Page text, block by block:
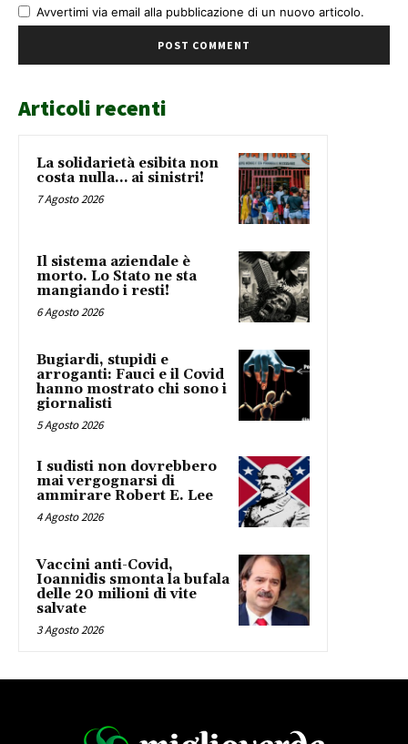
Avvertimi via email alla pubblicazione di un nuovo articolo.
Articoli recenti
La solidarietà esibita non
costa nulla… ai sinistri!
7 Agosto 2026
Il sistema aziendale è
morto. Lo Stato ne sta
mangiando i resti!
6 Agosto 2026
Bugiardi, stupidi e
arroganti: Fauci e il Covid
hanno mostrato chi sono i
giornalisti
5 Agosto 2026
I sudisti non dovrebbero
mai vergognarsi di
ammirare Robert E. Lee
4 Agosto 2026
Vaccini anti-Covid,
Ioannidis smonta la bufala
delle 20 milioni di vite
salvate
3 Agosto 2026